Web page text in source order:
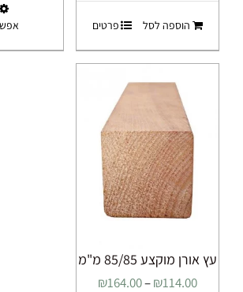
הוספה לסל פרטים
עץ אורן מוקצע 85/85 מ"מ
₪114.00
–
₪164.00